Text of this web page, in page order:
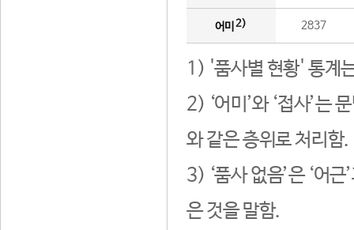
어미 2) 2837
1) '품사별 현황' 통계
2) ‘어미’와 ‘접사’는
와 같은 층위로 처리함.
3) ‘품사 없음’은 ‘어
은 것을 말함.